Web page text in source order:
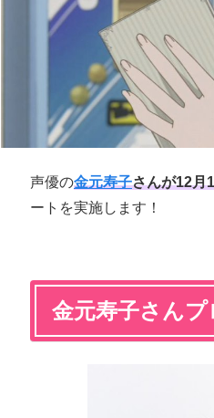
声優の金元寿子さんが12月
ートを実施します！
金元寿子さん